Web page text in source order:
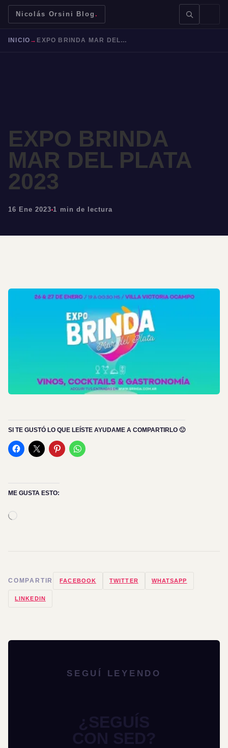
Nicolás Orsini Blog .
Mendoza Malbec Bodegas Jujuy
INICIO → EXPO BRINDA MAR DEL PLATA 2023
EXPO BRINDA
MAR DEL PLATA
2023
16 Ene 2023 1 min de lectura
SI TE GUSTÓ LO QUE LEÍSTE AYUDAME A COMPARTIRLO 🙂
ME GUSTA ESTO:
COMPARTIR FACEBOOK TWITTER WHATSAPP
LINKEDIN
SEGUÍ LEYENDO
¿SEGUÍS
CON SED?